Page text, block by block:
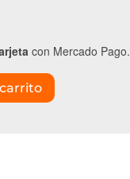
con Mercado Pago.